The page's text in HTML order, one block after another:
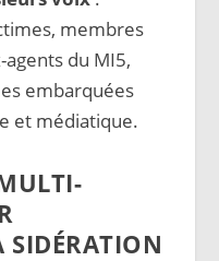
membres
agents du MI5,
embarquées
et médiatique.
SIDÉRATION